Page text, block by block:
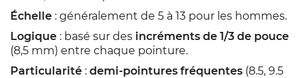
Échelle : généralement de 5 à 13 pour les hommes.
Logique : basé sur des incréments de 1/3 de pouce
(8,5 mm) entre chaque pointure.
Particularité : demi-pointures fréquentes (8.5, 9.5